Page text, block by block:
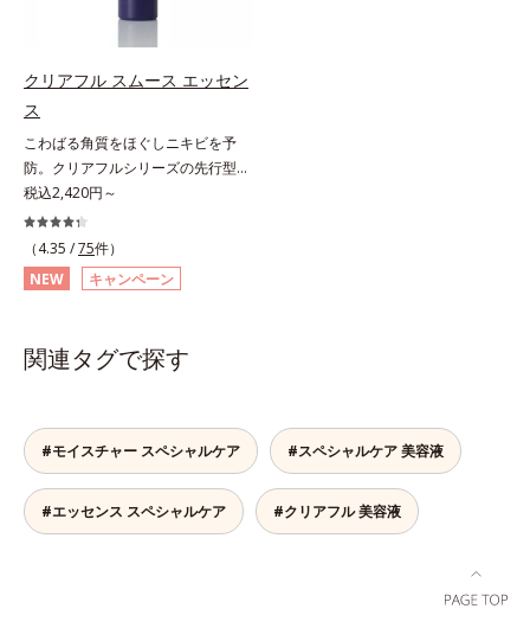
す。気になるスポットにご使用くだ
さい。*1 ニキビあととは、色素沈
着のある肌ではなく、ニキビが治っ
とです。*2 日焼けによるメラニン
の生成を抑え、シミ・ソバカスを防
ぐ。ニキビ・肌荒れを防ぐ。保湿ケ
アのこと。*3 L-アスコルビン酸 2-
グルコシド、リン酸L-アスコルビン
酸Mg、3-0-エチルアスコルビン酸
クリアフル スムース エッセン
ス
こわばる角質をほぐしニキビを予
防。クリアフルシリーズの先行型美
容液。くり返しニキビの根本原因と
毛穴の両方にアプローチする、薬用
ニキビスキンケア「クリアフルシリ
ーズ」の先行型美容液です。こわば
った角質をやわらかくほぐし、毛穴
し、すっとなじむ素直な肌を目指し
植物由来成分や「ナノVCショット
カプセル」を採用。化粧水前に塗る
だけの簡単ケアで、ゴワつきや肌荒
れ、ニキビを予防します。【ご使用
ステップ】洗顔の後、化粧水の前に
税込2,420円～
（4.35 /75件）
NEW
キャンペーン
関連タグで探す
#モイスチャー スペシャルケア #スペシャルケア 美容液
#エッセンス スペシャルケア #クリアフル 美容液